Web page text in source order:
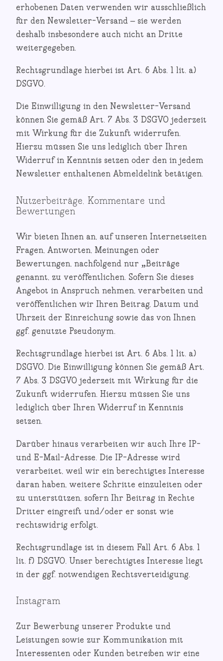
erhobenen Daten verwenden wir ausschließlich
für den Newsletter-Versand – sie werden
deshalb insbesondere auch nicht an Dritte
weitergegeben.
Rechtsgrundlage hierbei ist Art. 6 Abs. 1 lit. a)
DSGVO.
Die Einwilligung in den Newsletter-Versand
können Sie gemäß Art. 7 Abs. 3 DSGVO jederzeit
mit Wirkung für die Zukunft widerrufen.
Hierzu müssen Sie uns lediglich über Ihren
Widerruf in Kenntnis setzen oder den in jedem
Newsletter enthaltenen Abmeldelink betätigen.
Nutzerbeiträge, Kommentare und
Bewertungen
Wir bieten Ihnen an, auf unseren Internetseiten
Fragen, Antworten, Meinungen oder
Bewertungen, nachfolgend nur „Beiträge
genannt, zu veröffentlichen. Sofern Sie dieses
Angebot in Anspruch nehmen, verarbeiten und
veröffentlichen wir Ihren Beitrag, Datum und
Uhrzeit der Einreichung sowie das von Ihnen
ggf. genutzte Pseudonym.
Rechtsgrundlage hierbei ist Art. 6 Abs. 1 lit. a)
DSGVO. Die Einwilligung können Sie gemäß Art.
7 Abs. 3 DSGVO jederzeit mit Wirkung für die
Zukunft widerrufen. Hierzu müssen Sie uns
lediglich über Ihren Widerruf in Kenntnis
setzen.
Darüber hinaus verarbeiten wir auch Ihre IP-
und E-Mail-Adresse. Die IP-Adresse wird
verarbeitet, weil wir ein berechtigtes Interesse
daran haben, weitere Schritte einzuleiten oder
zu unterstützen, sofern Ihr Beitrag in Rechte
Dritter eingreift und/oder er sonst wie
rechtswidrig erfolgt.
Rechtsgrundlage ist in diesem Fall Art. 6 Abs. 1
lit. f) DSGVO. Unser berechtigtes Interesse liegt
in der ggf. notwendigen Rechtsverteidigung.
Instagram
Zur Bewerbung unserer Produkte und
Leistungen sowie zur Kommunikation mit
Interessenten oder Kunden betreiben wir eine